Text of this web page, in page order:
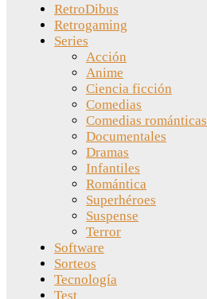
RetroDibus
Retrogaming
Series
Acción
Anime
Ciencia ficción
Comedias
Comedias románticas
Documentales
Dramas
Infantiles
Romántica
Superhéroes
Suspense
Terror
Software
Sorteos
Tecnología
Test